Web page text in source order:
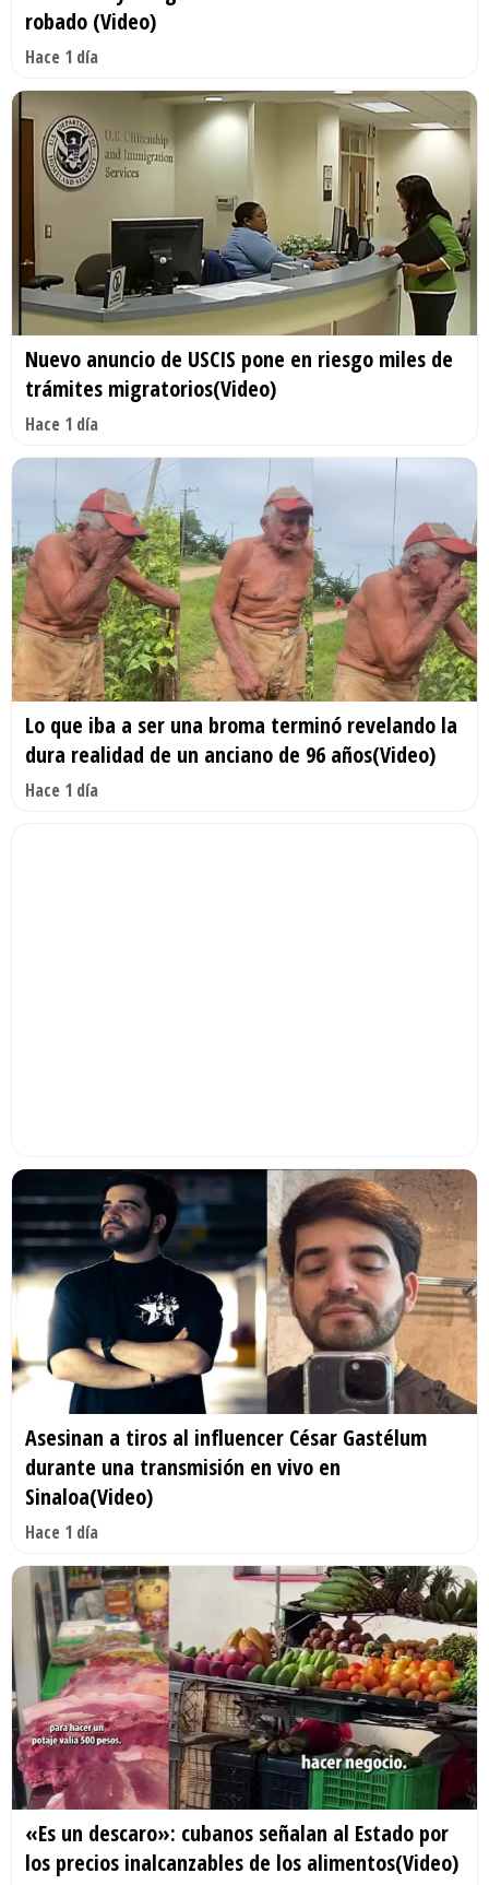
robado (Video)
Hace 1 día
Nuevo anuncio de USCIS pone en riesgo miles de
trámites migratorios(Video)
Hace 1 día
Lo que iba a ser una broma terminó revelando la
dura realidad de un anciano de 96 años(Video)
Hace 1 día
Asesinan a tiros al influencer César Gastélum
durante una transmisión en vivo en
Sinaloa(Video)
Hace 1 día
«Es un descaro»: cubanos señalan al Estado por
los precios inalcanzables de los alimentos(Video)